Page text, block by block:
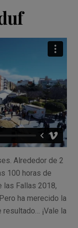
Alrededor de 2
100 horas de
las Fallas 2018,
ha merecido la
¡Vale la